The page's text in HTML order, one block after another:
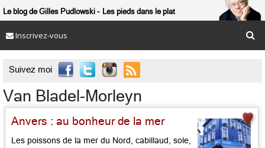
Le blog de Gilles Pudlowski Les pieds dans le plat
Inscrivez-vous
Suivez moi 
Van Bladel-Morleyn
Anvers : au bonheur de la mer
Les poissons de la mer du Nord, cabillaud, sole,